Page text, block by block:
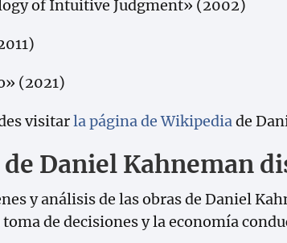
of Intuitive Judgment» (2002)
(2021)
visitarla página de Wikipedia de
Daniel Kahneman
y análisis de las obras de Daniel
de decisiones y la economía